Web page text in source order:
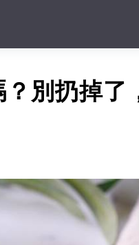
別扔掉了